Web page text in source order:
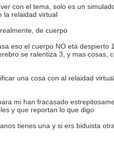
con el tema, solo es un
la relaidad virtual
de cuerpo
eso el cuerpo NO eta despierto
se ralentiza 3, y mas cosas,
una cosa con al relaidad
mi han fracasado
y que reportan lo que digo
tienes una y si ers biduista